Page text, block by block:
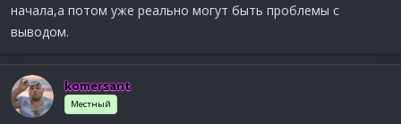
начала,а потом уже реально могут быть проблемы с
выводом.
komersant
Местный